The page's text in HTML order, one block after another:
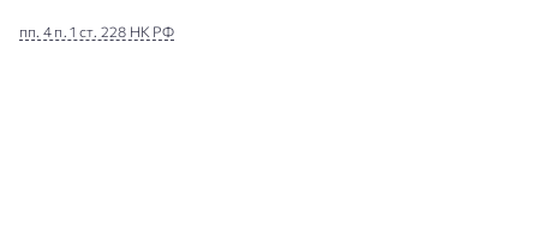
пп. 4 п. 1 ст. 228 НК РФ